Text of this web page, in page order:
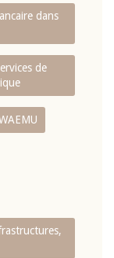
dans
de